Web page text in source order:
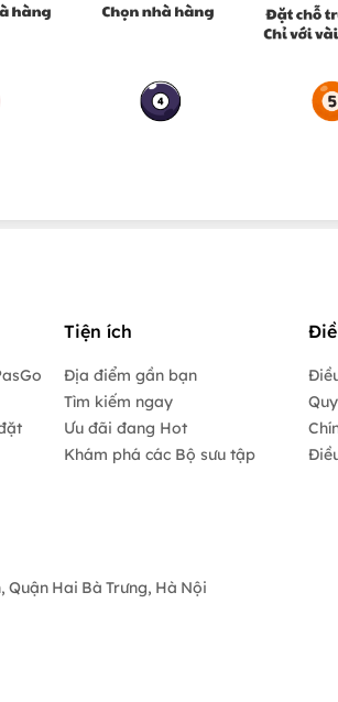
Tiện ích
Địa điểm gần bạn
Tìm kiếm ngay
Ưu đãi đang Hot
Khám phá các Bộ sưu tập
Quận Hai Bà Trưng, Hà Nội